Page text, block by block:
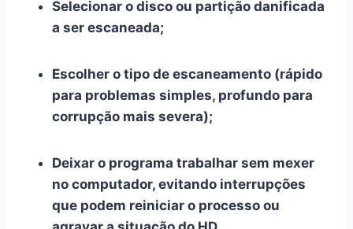
Selecionar o disco ou partição danificada
a ser escaneada;
Escolher o tipo de escaneamento (rápido
para problemas simples, profundo para
corrupção mais severa);
Deixar o programa trabalhar sem mexer
no computador, evitando interrupções
que podem reiniciar o processo ou